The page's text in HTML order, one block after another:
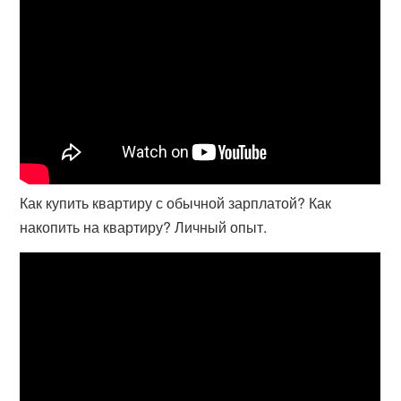
Как купить квартиру с обычной зарплатой? Как
накопить на квартиру? Личный опыт.